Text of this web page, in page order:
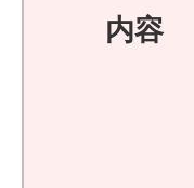
内容